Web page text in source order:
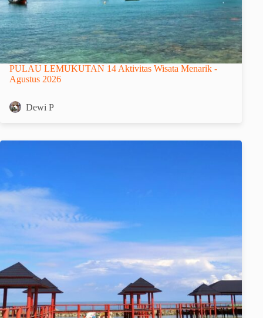
PULAU LEMUKUTAN 14 Aktivitas Wisata Menarik -
Agustus 2026
Dewi P